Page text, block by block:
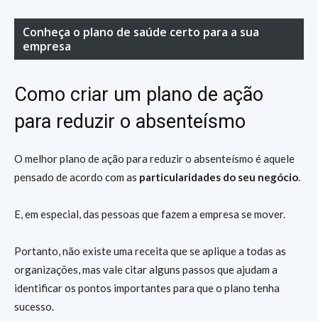
Conheça o plano de saúde certo para a sua
empresa
Como criar um plano de ação
para reduzir o absenteísmo
O melhor plano de ação para reduzir o absenteísmo é aquele
pensado de acordo com as particularidades do seu negócio.
E, em especial, das pessoas que fazem a empresa se mover.
Portanto, não existe uma receita que se aplique a todas as
organizações, mas vale citar alguns passos que ajudam a
identificar os pontos importantes para que o plano tenha
sucesso.